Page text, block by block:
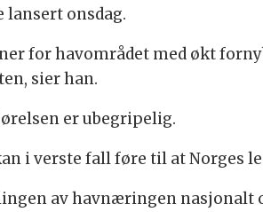
onsdag.
for havområdet med økt
sier han.
er ubegripelig.
i verste fall føre til at Norges
av havnæringen nasjonalt